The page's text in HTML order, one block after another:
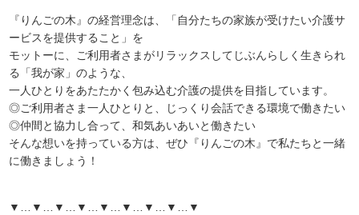
『りんごの木』の経営理念は、「自分たちの家族が受けたい介護サ
ービスを提供すること」を
モットーに、ご利用者さまがリラックスしてじぶんらしく生きられ
る「我が家」のような、
一人ひとりをあたたかく包み込む介護の提供を目指しています。
◎ご利用者さま一人ひとりと、じっくり会話できる環境で働きたい
◎仲間と協力し合って、和気あいあいと働きたい
そんな想いを持っている方は、ぜひ『りんごの木』で私たちと一緒
に働きましょう！
▼…▼…▼…▼…▼…▼…▼…▼…▼